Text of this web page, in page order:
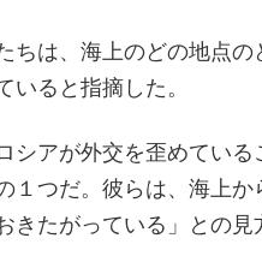
ちは、海上のどの地点
いると指摘した。
シアが外交を歪めてい
１つだ。彼らは、海上
たがっている」との見